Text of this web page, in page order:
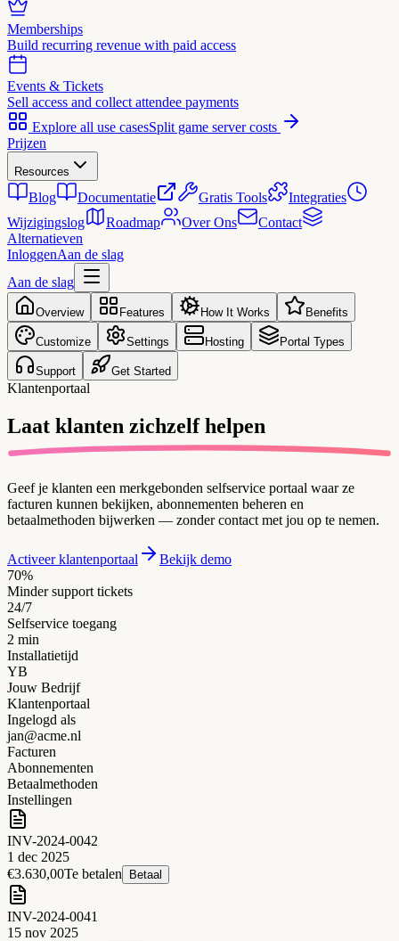
Memberships
Build recurring revenue with paid access
Events & Tickets
Sell access and collect attendee payments
Explore all use casesSplit game server costs
Prijzen
Resources
Blog Documentatie Gratis Tools
Integraties
Wijzigingslog
Roadmap Over Ons
Contact
Alternatieven
InloggenAan de slag
Aan de slag
Overview Features How It Works Benefits
Customize Settings Hosting Portal Types
Support Get Started
Klantenportaal
Laat klanten zichzelf helpen
Geef je klanten een merkgebonden selfservice portaal waar ze
facturen kunnen bekijken, abonnementen beheren en
betaalmethoden bijwerken — zonder contact met jou op te nemen.
Activeer klantenportaal
Bekijk demo
70%
Minder support tickets
24/7
Selfservice toegang
2 min
Installatietijd
YB
Jouw Bedrijf
Klantenportaal
Ingelogd als
jan@acme.nl
Facturen
Abonnementen
Betaalmethoden
Instellingen
INV-2024-0042
1 dec 2025
€3.630,00Te betalen Betaal
INV-2024-0041
15 nov 2025